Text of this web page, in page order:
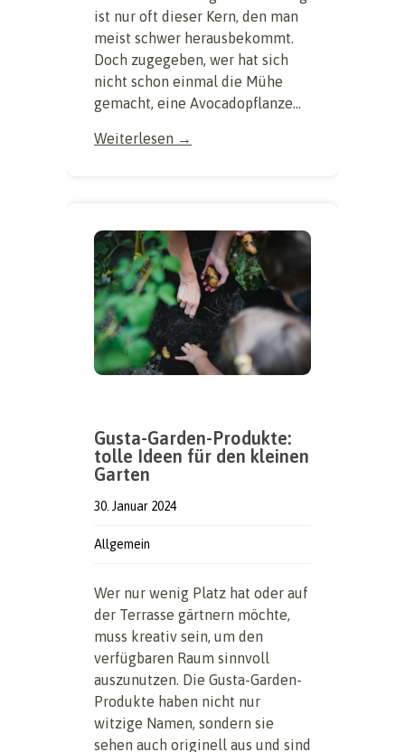
ist nur oft dieser Kern, den man
meist schwer herausbekommt.
Doch zugegeben, wer hat sich
nicht schon einmal die Mühe
gemacht, eine Avocadopflanze...
Weiterlesen →
Gusta-Garden-Produkte:
tolle Ideen für den kleinen
Garten
30. Januar 2024
Allgemein
Wer nur wenig Platz hat oder auf
der Terrasse gärtnern möchte,
muss kreativ sein, um den
verfügbaren Raum sinnvoll
auszunutzen. Die Gusta-Garden-
Produkte haben nicht nur
witzige Namen, sondern sie
sehen auch originell aus und sind